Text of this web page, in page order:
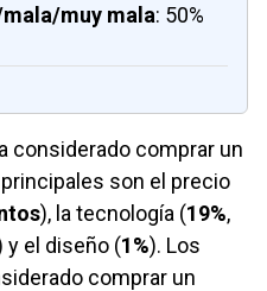
muy mala: 50%
considerado comprar un
son el precio
), la tecnología (19%,
y el diseño (1%). Los
comprar un